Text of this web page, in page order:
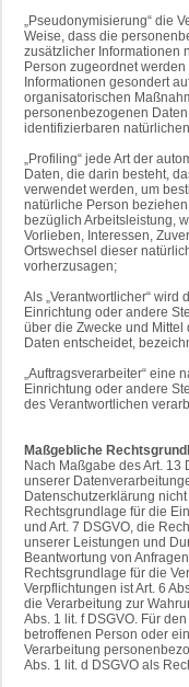
„Pseudonymisierung“ die
Weise, dass die
zusätzlicher Informationen
Person zugeordnet
Informationen gesondert
organisatorischen
personenbezogenen
identifizierbaren
„Profiling“ jede Art der
Daten, die darin besteht,
verwendet werden, um
natürliche Person
bezüglich Arbeitsleistung,
Vorlieben, Interessen,
Ortswechsel dieser
vorherzusagen;
Als „Verantwortlicher“
Einrichtung oder andere
über die Zwecke und
Daten entscheidet,
„Auftragsverarbeiter“ eine
Einrichtung oder andere
des Verantwortlichen
Maßgebliche
Nach Maßgabe des Art.
unserer
Datenschutzerklärung
Rechtsgrundlage für die
und Art. 7 DSGVO, die
unserer Leistungen und
Beantwortung von
Rechtsgrundlage für die
Verpflichtungen ist Art. 6
die Verarbeitung zur
Abs. 1 lit. f DSGVO. Für
betroffenen Person oder
Verarbeitung
Abs. 1 lit. d DSGVO als